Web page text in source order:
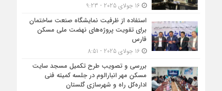
16 جولای 2025 - 9:23
استفاده از ظرفیت نمایشگاه صنعت ساختمان
برای تقویت پروژه‌های نهضت ملی مسکن
فارس
16 جولای 2025 - 8:51
بررسی و تصویب طرح تکمیل مسجد سایت
مسکن مهر انبارالوم در جلسه کمیته فنی
اداره‌کل راه و شهرسازی گلستان